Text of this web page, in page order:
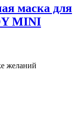
маска для
MINI
желаний